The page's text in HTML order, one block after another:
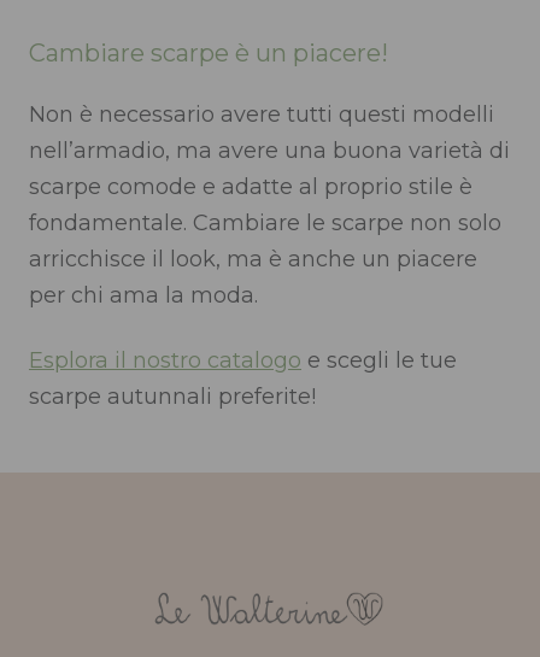
Cambiare scarpe è un piacere!
Non è necessario avere tutti questi modelli
nell’armadio, ma avere una buona varietà di
scarpe comode e adatte al proprio stile è
fondamentale. Cambiare le scarpe non solo
arricchisce il look, ma è anche un piacere
per chi ama la moda.
Esplora il nostro catalogo e scegli le tue
scarpe autunnali preferite!